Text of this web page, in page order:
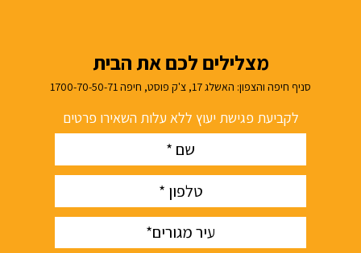
מצלילים לכם את הבית
סניף חיפה והצפון: האשלג 17, צ'ק פוסט, חיפה 1700-70-50-71
לקביעת פגישת יעוץ ללא עלות השאירו פרטים
Name
phone
עיר